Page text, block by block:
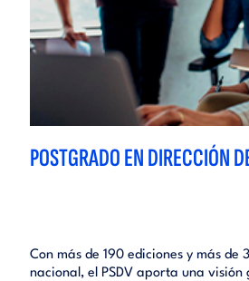
POSTGRADO EN DIRECCIÓN
Con más de 190 ediciones y más de
nacional, el PSDV aporta una visión